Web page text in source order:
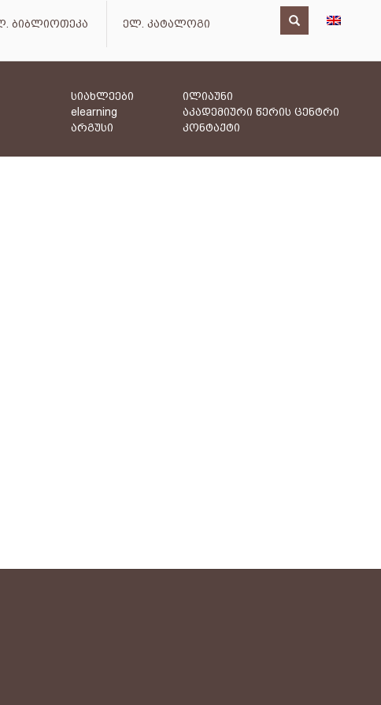
ბიბლიოთეკა ელ. კატალოგი
სიახლეები
elearning
არგუსი
ილიაუნი
აკადემიური წერის ცენტრი
კონტაქტი